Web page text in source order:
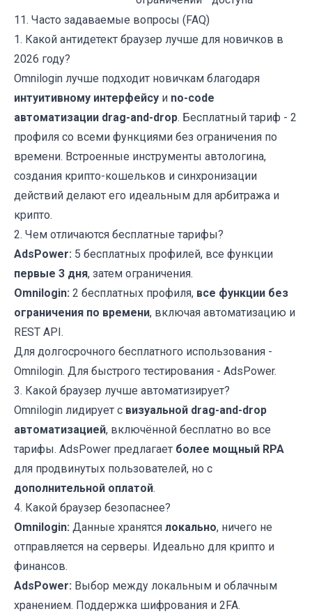
11. Часто задаваемые вопросы (FAQ)
1. Какой антидетект браузер лучше для новичков в
2026 году?
Omnilogin лучше подходит новичкам благодаря
интуитивному интерфейсу и no-code
автоматизации drag-and-drop. Бесплатный тариф - 2
профиля со всеми функциями без ограничения по
времени. Встроенные инструменты автологина,
создания крипто-кошельков и синхронизации
действий делают его идеальным для арбитража и
крипто.
2. Чем отличаются бесплатные тарифы?
AdsPower: 5 бесплатных профилей, все функции
первые 3 дня, затем ограничения.
Omnilogin: 2 бесплатных профиля, все функции без
ограничения по времени, включая автоматизацию и
REST API.
Для долгосрочного бесплатного использования -
Omnilogin. Для быстрого тестирования - AdsPower.
3. Какой браузер лучше автоматизирует?
Omnilogin лидирует с визуальной drag-and-drop
автоматизацией, включённой бесплатно во все
тарифы. AdsPower предлагает более мощный RPA
для продвинутых пользователей, но с
дополнительной оплатой.
4. Какой браузер безопаснее?
Omnilogin: Данные хранятся локально, ничего не
отправляется на серверы. Идеально для крипто и
финансов.
AdsPower: Выбор между локальным и облачным
хранением. Поддержка шифрования и 2FA.